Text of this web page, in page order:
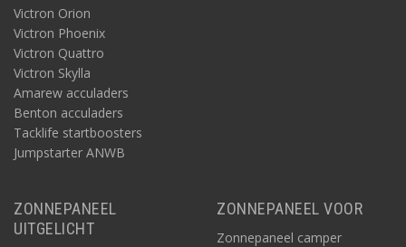
Victron Orion
Victron Phoenix
Victron Quattro
Victron Skylla
Amarew acculaders
Benton acculaders
Tacklife startboosters
Jumpstarter ANWB
ZONNEPANEEL
UITGELICHT
ZONNEPANEEL VOOR
Zonnepaneel camper